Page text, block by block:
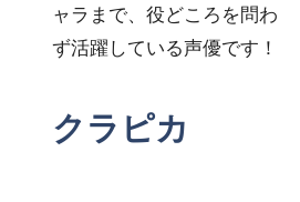
ャラまで、役どころを問わ
ず活躍している声優です！
クラピカ